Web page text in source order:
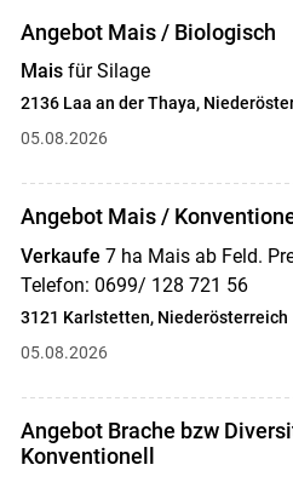
Angebot Mais / Biologisch
Maisfür Silage
2136 Laa an der Thaya,
05.08.2026
Angebot Mais /
Verkaufe 7 ha Mais ab Feld.
Telefon: 0699/ 128 721 56
3121 Karlstetten, Niederösterreich
05.08.2026
Angebot Brache bzw
Konventionell